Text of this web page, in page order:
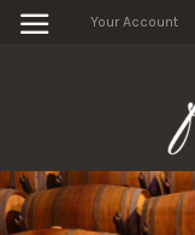
Your Account